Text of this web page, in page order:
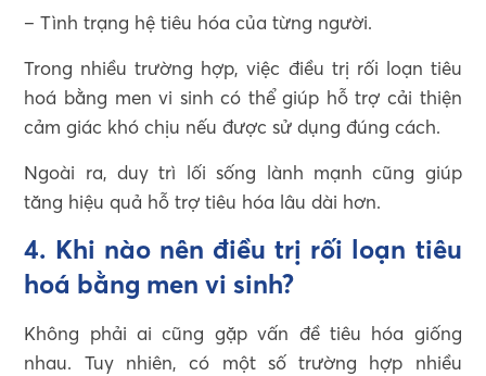
– Tình trạng hệ tiêu hóa của từng người.
Trong nhiều trường hợp, việc điều trị rối loạn tiêu
hoá bằng men vi sinh có thể giúp hỗ trợ cải thiện
cảm giác khó chịu nếu được sử dụng đúng cách.
Ngoài ra, duy trì lối sống lành mạnh cũng giúp
tăng hiệu quả hỗ trợ tiêu hóa lâu dài hơn.
4. Khi nào nên điều trị rối loạn tiêu
hoá bằng men vi sinh?
Không phải ai cũng gặp vấn đề tiêu hóa giống
nhau. Tuy nhiên, có một số trường hợp nhiều